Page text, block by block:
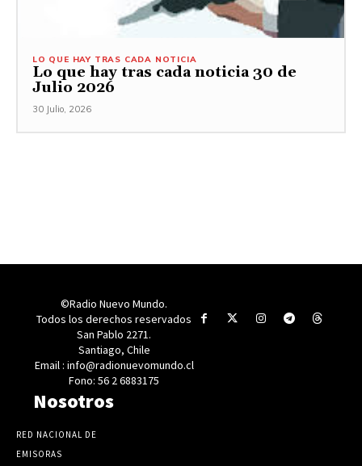
LO QUE HAY TRAS CADA NOTICIA
Lo que hay tras cada noticia 30 de
Julio 2026
30 Julio, 2026
©Radio Nuevo Mundo.
Todos los derechos reservados
San Pablo 2271.
Santiago, Chile
Email : info@radionuevomundo.cl
Fono: 56 2 6883175
Nosotros
RED NACIONAL DE
EMISORAS